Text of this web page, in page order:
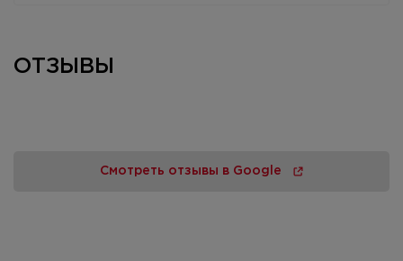
ОТЗЫВЫ
Смотреть отзывы в Google